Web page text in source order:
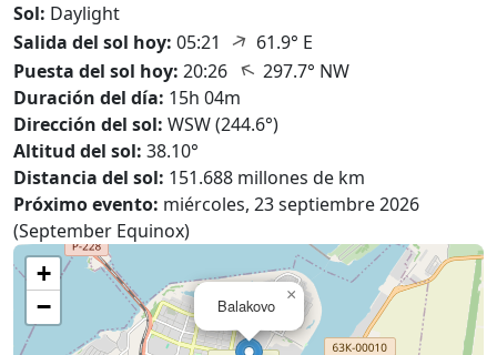
Sol: Daylight
Salida del sol hoy: 05:21 ↑ 61.9° E
Puesta del sol hoy: 20:26 ↑297.7° NW
Duración del día: 15h 04m
Dirección del sol: WSW (244.6°)
Altitud del sol: 38.10°
Distancia del sol: 151.688 millones de km
Próximo evento: miércoles, 23 septiembre 2026
(September Equinox)
Balakovo
×
+
−